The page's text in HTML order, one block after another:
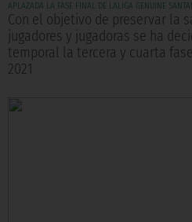
APLAZADA LA FASE FINAL DE LALIGA GENUINE
Con el objetivo de preservar la
jugadores y jugadoras se ha
temporal la tercera y cuarta
2021